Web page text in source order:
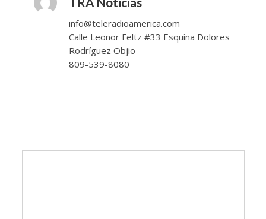
info@teleradioamerica.com
Calle Leonor Feltz #33 Esquina Dolores
Rodríguez Objio
809-539-8080